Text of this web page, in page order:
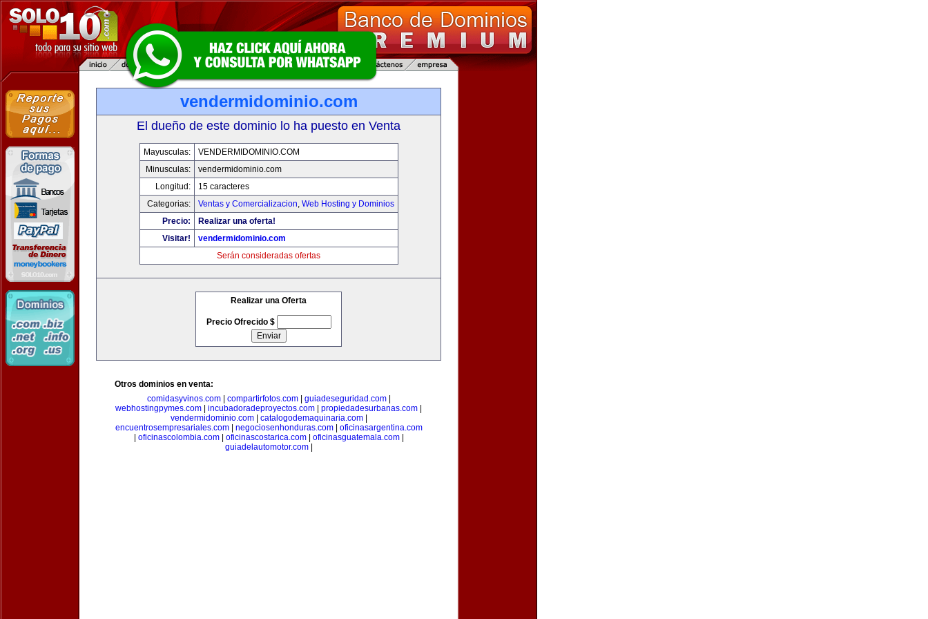
vendermidominio.com
El dueño de este dominio lo ha puesto en Venta
Mayusculas:
VENDERMIDOMINIO.COM
Minusculas:
vendermidominio.com
Longitud:
15 caracteres
Categorias:
Ventas y Comercializacion, Web Hosting y Dominios
Precio:
Realizar una oferta!
Visitar!
vendermidominio.com
Serán consideradas ofertas
Realizar una Oferta
Precio Ofrecido $
Otros dominios en venta:
comidasyvinos.com| compartirfotos.com| guiadeseguridad.com|
webhostingpymes.com
incubadoradeproyectos.com propiedadesurbanas.com
vendermidominio.com| catalogodemaquinaria.com|
encuentrosempresariales.com| negociosenhonduras.com| oficinasargentina.com
oficinascolombia.com| oficinascostarica.com| oficinasguatemala.com|
guiadelautomotor.com|